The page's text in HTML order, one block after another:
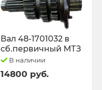
Вал 48-1701032 в
сб.первичный МТЗ
В наличии
14800 руб.